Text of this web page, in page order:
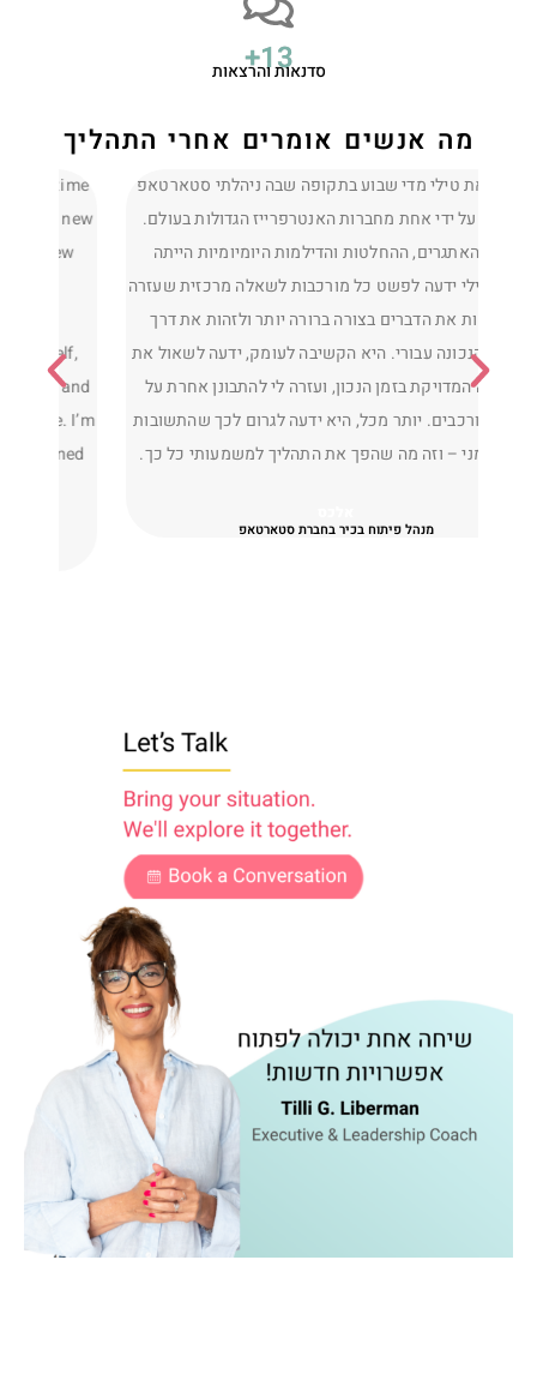
סדנאות והרצאות
18
+
מה אנשים אומרים אחרי התהליך
Meeting with Tilli each week gave me dedicated time
to focus on myself and what mattered most. As a new
engineering team leader, she helped me gain new
perspectives on how I work with managers,
colleagues, and employees. Through our
conversations I learned a great deal about myself,
adjusted my thinking on issues that troubled me, and
improved the way I relate to the people around me. I’m
grateful for the support, trust, and insights I gained